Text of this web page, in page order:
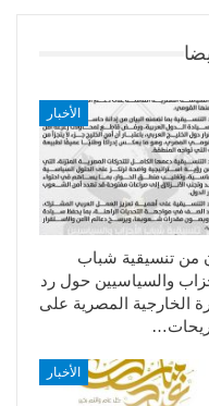
الأخبار
من تنسيقية شباب
والسياسيين حول رد
الخارجية المصرية على
الأخبار